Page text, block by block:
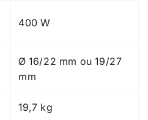
400 W
Ø 16/22 mm ou 19/27
mm
19,7 kg